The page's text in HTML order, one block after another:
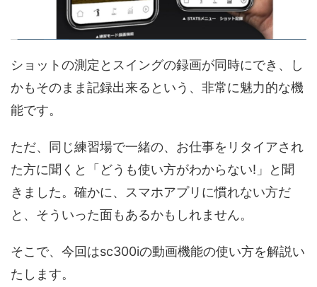
ショットの測定とスイングの録画が同時にでき、し
かもそのまま記録出来るという、非常に魅力的な機
能です。
ただ、同じ練習場で一緒の、お仕事をリタイアされ
た方に聞くと「どうも使い方がわからない!」と聞
きました。確かに、スマホアプリに慣れない方だ
と、そういった面もあるかもしれません。
そこで、今回はsc300iの動画機能の使い方を解説い
たします。